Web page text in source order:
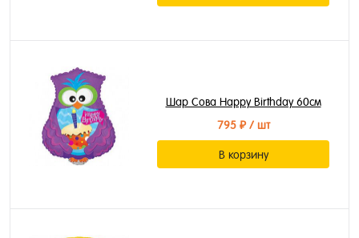
Шар Сова Happy Birthday 60см
795 ₽/ шт
В корзину